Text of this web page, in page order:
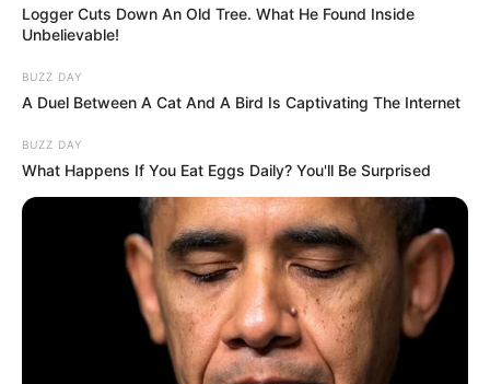
Logger Cuts Down An Old Tree. What He Found Inside
Unbelievable!
BUZZ DAY
A Duel Between A Cat And A Bird Is Captivating The Internet
BUZZ DAY
What Happens If You Eat Eggs Daily? You'll Be Surprised